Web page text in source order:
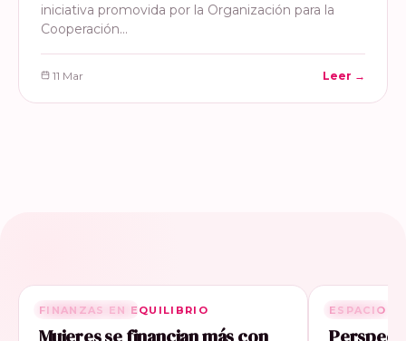
iniciativa promovida por la Organización para la
Cooperación…
11 Mar Leer →
RELACIONADA
FINANZAS EN EQUILIBRIO ESPACIO